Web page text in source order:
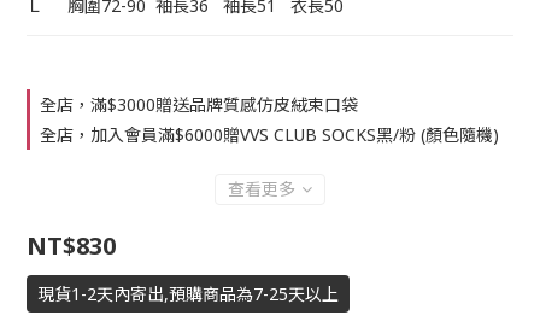
Ｌ     胸圍72-90  袖長36   袖長51   衣長50
全店，滿$3000贈送品牌質感仿皮絨束口袋
全店，加入會員滿$6000贈VVS CLUB SOCKS黑/粉 (顏色隨機)
查看更多
NT$830
現貨1-2天內寄出,預購商品為7-25天以上